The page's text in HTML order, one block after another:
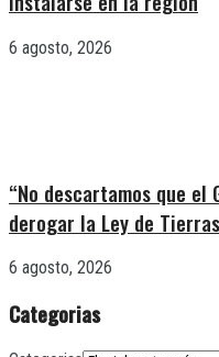
6 agosto, 2026
“No descartamos que
derogar la Ley de
6 agosto, 2026
Categorias